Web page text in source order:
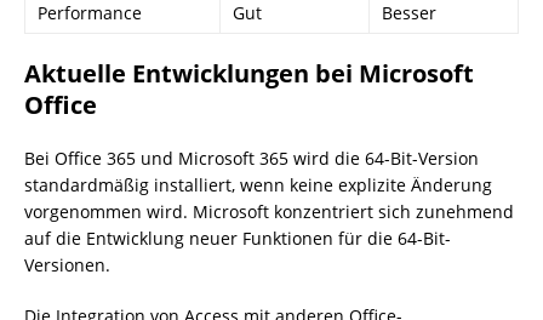
Performance
Gut Besser
Aktuelle Entwicklungen bei Microsoft
Office
Bei Office 365 und Microsoft 365 wird die 64-Bit-Version
standardmäßig installiert, wenn keine explizite Änderung
vorgenommen wird. Microsoft konzentriert sich zunehmend
auf die Entwicklung neuer Funktionen für die 64-Bit-
Versionen.